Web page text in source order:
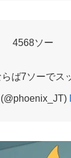
4568ソー
ば7ソーでス